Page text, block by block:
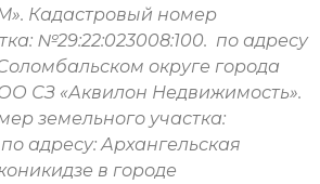
Кадастровый номер
№29:22:023008:100. по адресу
округе города
СЗ «Аквилон Недвижимость».
земельного участка:
адресу: Архангельская
в городе